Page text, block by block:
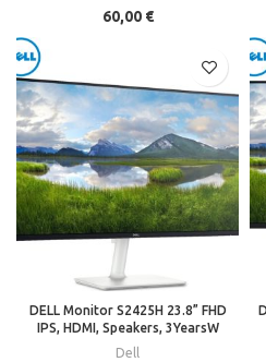
60,00 €
DELL Monitor S2425H 23.8” FHD
IPS, HDMI, Speakers, 3YearsW
Dell